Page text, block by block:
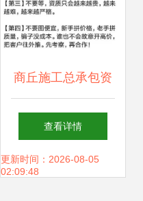
商丘施工总承包资
质等级申请与代办
注意事项 周全准备
查看详情
更新时间：2026-08-05
02:09:48